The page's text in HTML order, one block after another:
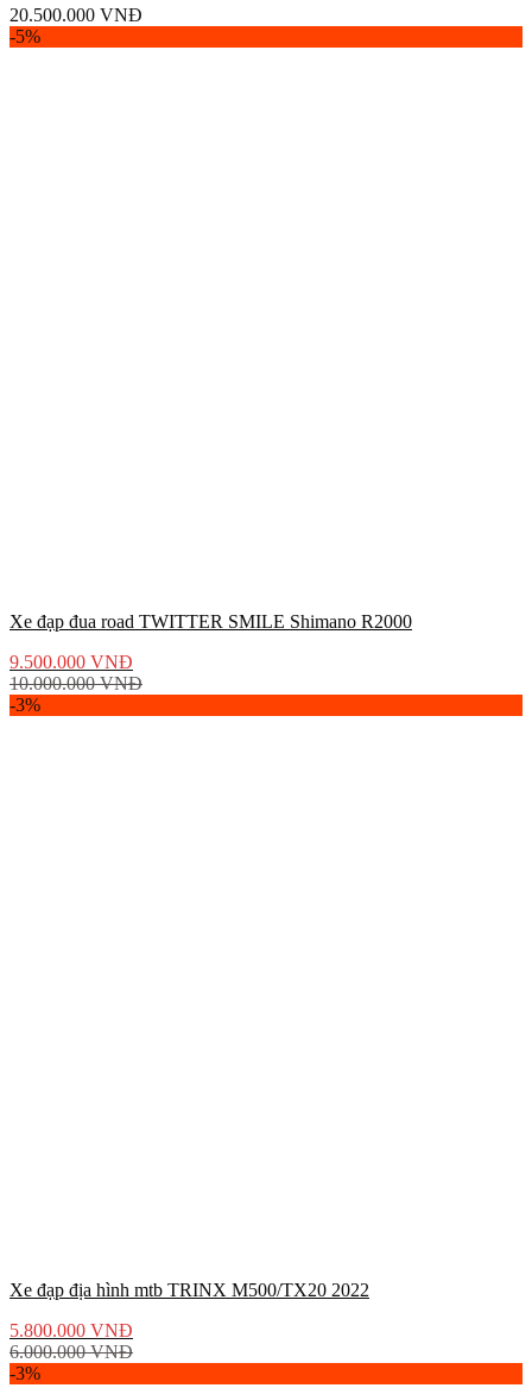
20.500.000 VNĐ
-5%
Xe đạp đua road TWITTER SMILE Shimano R2000
9.500.000 VNĐ
10.000.000VNĐ
-3%
Xe đạp địa hình mtb TRINX M500/TX20 2022
5.800.000 VNĐ
6.000.000VNĐ
-3%